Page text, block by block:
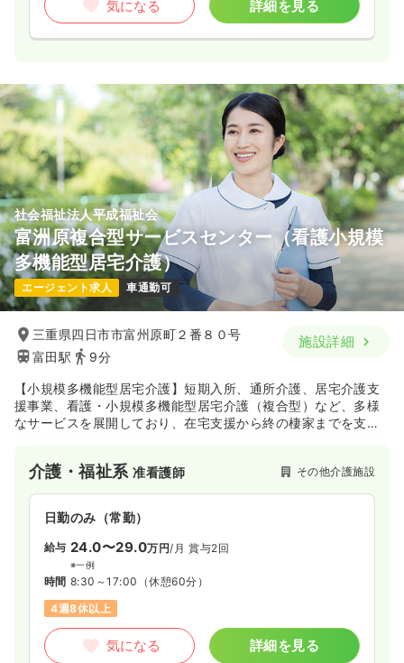
気になる 詳細を見る
社会福祉法人平成福祉会
富洲原複合型サービスセンター（看護小規模
多機能型居宅介護）
エージェント求人 車通勤可
三重県四日市市富州原町２番８０号
富田駅
9分
施設詳細
【小規模多機能型居宅介護】短期入所、通所介護、居宅介護支
援事業、看護・小規模多機能型居宅介護（複合型）など、多様
なサービスを展開しており、在宅支援から終の棲家までを支え
介護・福祉系准看護師 その他介護施設
日勤のみ（常勤）
給与 24.0〜29.0万円/月 賞与2回
※一例
時間 8:30～17:00 （休憩60分）
4週8休以上
気になる 詳細を見る